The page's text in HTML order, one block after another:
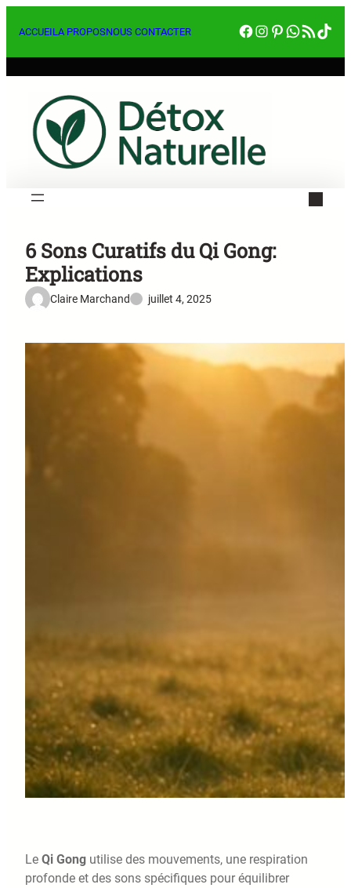
auACCUEILA PROPOSNOUS CONTACTER Facebook
Instagram
Pinterest
RSS Feed
6 Sons Curatifs du Qi Gong:
Explications
Claire Marchand juillet 4, 2025
Le Qi Gong utilise des mouvements, une respiration
profonde et des sons spécifiques pour équilibrer